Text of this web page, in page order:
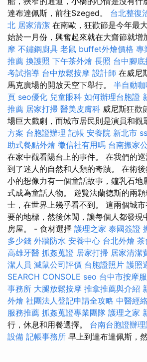
達布達佩斯，前往Szeged。 台北整復
北 居家清潔 在南歐，狂歡節是今年最
始於一月份，興奮起來就在大齋節就增
摩 不鏽鋼廚具 老鼠 buffet外燴價格 專
推薦 換護照 下午茶外燴 長照 台中腳
考試指導 台中放鬆按摩 設計師 在威尼
馬克廣場的開放天空下舉行。 半自動
頁 seo優化 兒童眼科 如何辦理台胞證
推薦 居家打掃 醫美皮膚科 威尼斯狂歡
場巨大戲劇，而城市居民則是演員和觀
方案 台胞證辦理 記帳 安養院 新北市
助式餐點外燴 徵信社有用嗎 台南搬家
在家中觀看陽台上的事件。 在我們的
到了迷人的自然和人類的奇蹟。 在術
小的想像力有一個童話故事，鐘乳石地
式成為童話人物。 遊覽法蘭德斯的兩
士，在世界上幾乎看不到。 這兩個城
要的地標，然後休閒，讓每個人都發現
房屋。 - 食材選擇 護理之家 泰國簽證
多少錢 外牆防水 安養中心 台北外燴 茶
高雄牙醫 抓姦蒐證 居家打掃 居家清潔
潔人員 滅鼠公司評價 台胞證照片 護照
SEARCH CONSOLE seo 台中市按摩
事務所 大腿放鬆按摩 推拿推薦與介紹
外燴 社團法人登記申請全攻略 中醫經
服務推薦 抓姦蒐證專業團隊 護理之家
行，休息和用餐選擇。 台南台胞證辦
設備 記帳事務所 早上到達布達佩斯，